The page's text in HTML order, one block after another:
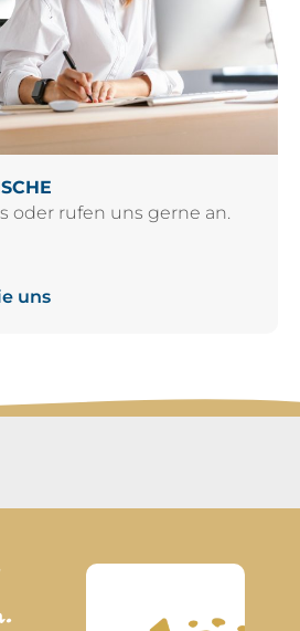
oder rufen uns gerne an.
uns